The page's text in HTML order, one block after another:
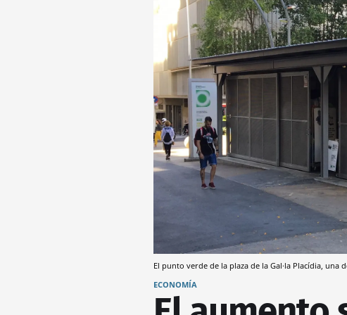
El punto verde de la plaza de la Gal·la Placídia,
ECONOMÍA